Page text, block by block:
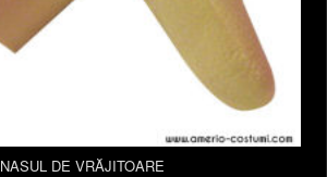
NASUL DE VRĂJITOARE